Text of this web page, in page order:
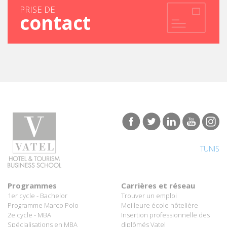
PRISE DE
contact
TUNIS
Programmes
1er cycle - Bachelor
Programme Marco Polo
2e cycle - MBA
Spécialisations en MBA
Carrières et réseau
Trouver un emploi
Meilleure école hôtelière
Insertion professionnelle des
diplômés Vatel